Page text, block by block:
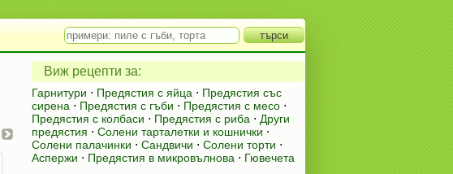
Виж рецепти за:
Гарнитури ⋅ Предястия с яйца ⋅ Предястия със
сирена ⋅ Предястия с гъби ⋅ Предястия с месо ⋅
Предястия с колбаси ⋅ Предястия с риба ⋅ Други
предястия ⋅ Солени тарталетки и кошнички ⋅
Солени палачинки ⋅ Сандвичи ⋅ Солени торти ⋅
Аспержи ⋅ Предястия в микровълнова ⋅ Гювечета